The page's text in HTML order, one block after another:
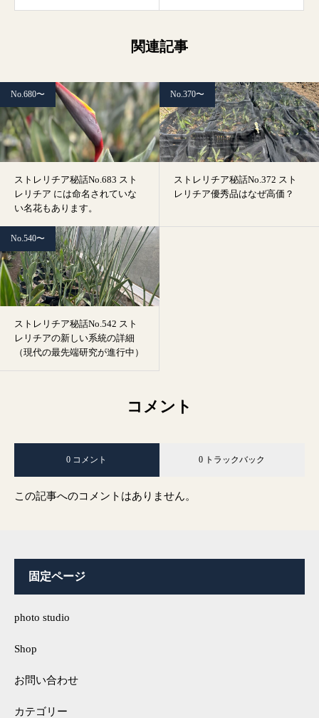
関連記事
No.680〜
ストレリチア秘話No.683 スト
レリチア には命名されていな
い名花もあります。
No.370〜
ストレリチア秘話No.372 スト
レリチア優秀品はなぜ高価？
No.540〜
ストレリチア秘話No.542 スト
レリチアの新しい系統の詳細
（現代の最先端研究が進行中）
コメント
0 コメント 0 トラックバック
この記事へのコメントはありません。
固定ページ
photo studio
Shop
お問い合わせ
カテゴリー